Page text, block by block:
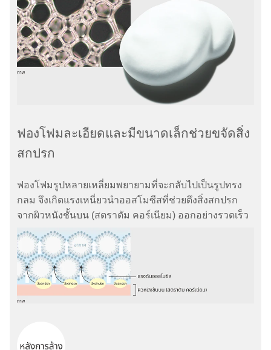
ฟองโฟมละเอียดและมีขนาดเล็กช่วยขจัดสิ่ง
สกปรก
ฟองโฟมรูปหลายเหลี่ยมพยายามที่จะกลับไปเป็นรูปทรง
กลม จึงเกิดแรงเหนี่ยวนำออสโมซีสที่ช่วยดึงสิ่งสกปรก
จากผิวหนังชั้นบน (สตราตัม คอร์เนียม) ออกอย่างรวดเร็ว